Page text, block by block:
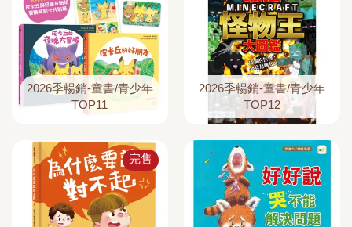
2026季暢銷-童書/青少年
TOP11
2026季暢銷-童書/青少年
TOP12
完售